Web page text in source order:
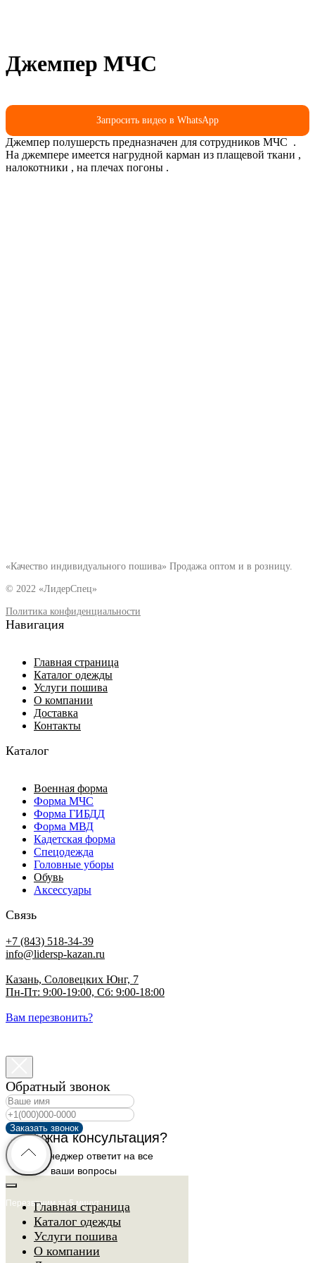
Джемпер МЧС
Запросить видео в WhatsApp
Джемпер полушерсть предназначен для сотрудников МЧС .
На джемпере имеется нагрудной карман из плащевой ткани ,
налокотники , на плечах погоны .
Нужна консультация?
Наш менеджер ответит на все
ваши вопросы
Перезвоним за 5 минут
«Качество индивидуального пошива» Продажа оптом и в розницу.
© 2022 «ЛидерСпец»
Политика конфиденциальности
Навигация
Главная страница
Каталог одежды
Услуги пошива
О компании
Доставка
Контакты
Каталог
Военная форма
Форма МЧС
Форма ГИБДД
Форма МВД
Кадетская форма
Спецодежда
Головные уборы
Обувь
Аксессуары
Связь
+7 (843) 518-34-39
info@lidersp-kazan.ru
Казань, Соловецких Юнг, 7
Пн-Пт: 9:00-19:00, Сб: 9:00-18:00
Вам перезвонить?
Обратный звонок
Заказать звонок
Главная страница
Каталог одежды
Услуги пошива
О компании